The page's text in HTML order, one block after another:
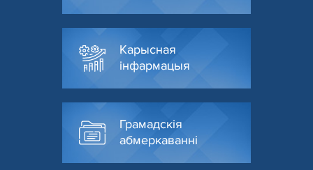
Карысная
інфармацыя
Грамадскія
абмеркаванні